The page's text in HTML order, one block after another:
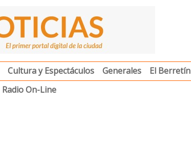
Cultura y Espectáculos Generales
El Berretín
Radio On-Line